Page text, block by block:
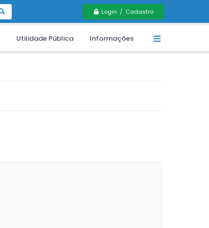
Login / Cadastro
Utilidade Pública Informações